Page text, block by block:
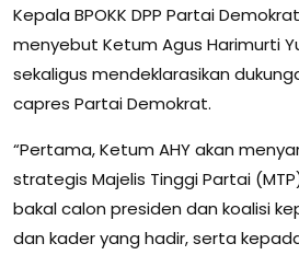
Kepala BPOKK DPP Partai
menyebut Ketum Agus Harimurti
sekaligus mendeklarasikan
capres Partai Demokrat.
“Pertama, Ketum AHY akan
strategis Majelis Tinggi Partai
bakal calon presiden dan koalisi
dan kader yang hadir, serta